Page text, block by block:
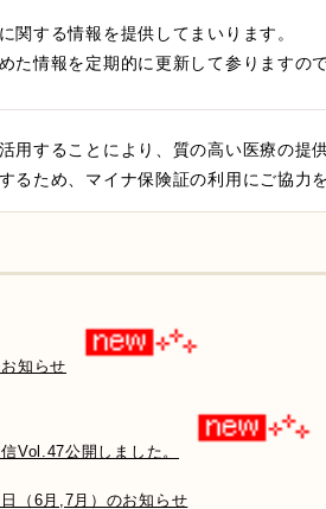
関する情報を提供してまいります。
た情報を定期的に更新して参りますの
用することにより、質の高い医療の提
るため、マイナ保険証の利用にご協力
知らせ
Vol.47公開しました。
（6月,7月）のお知らせ